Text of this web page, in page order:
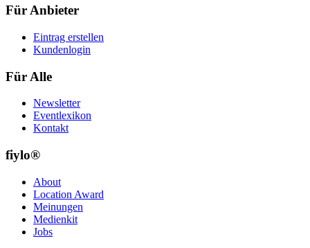
Für Anbieter
Eintrag erstellen
Kundenlogin
Für Alle
Newsletter
Eventlexikon
Kontakt
fiylo®
About
Location Award
Meinungen
Medienkit
Jobs